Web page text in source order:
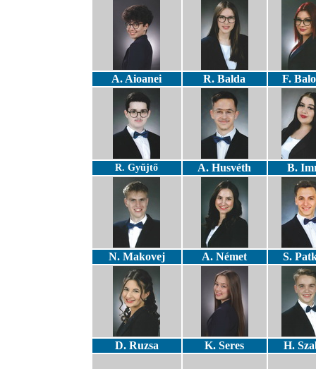
A. Aioanei R. Balda F.
R. Gyűjtő A. Husvéth B.
N. Makovej A. Német S.
D. Ruzsa K. Seres H.